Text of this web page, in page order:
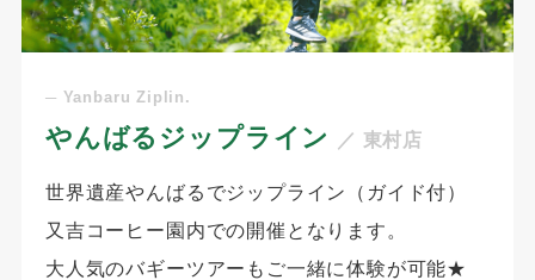
─ Yanbaru Ziplin.
やんばるジップライン ／ 東村店
世界遺産やんばるでジップライン（ガイド付）
又吉コーヒー園内での開催となります。
大人気のバギーツアーもご一緒に体験が可能★